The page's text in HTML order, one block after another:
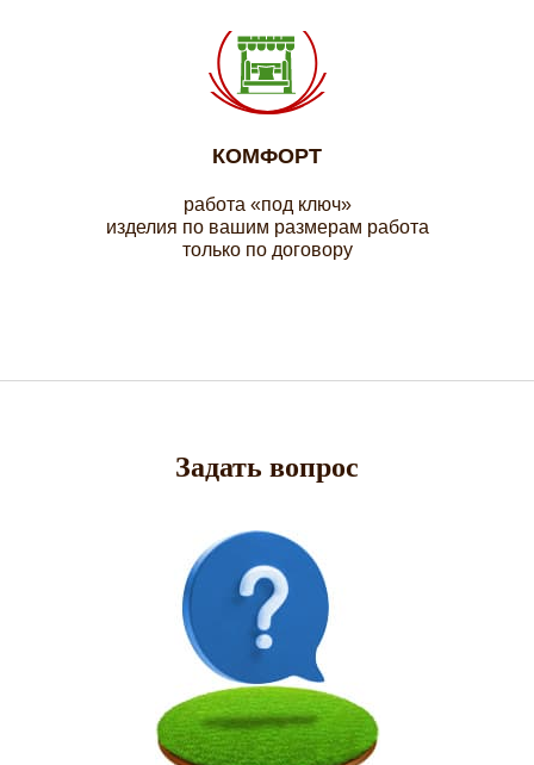
КОМФОРТ
работа «под ключ»
изделия по вашим размерам работа
только по договору
Задать вопрос